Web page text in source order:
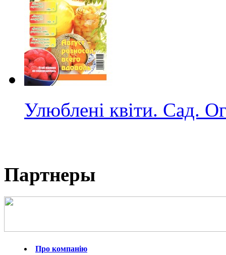
Улюблені квіти. Сад.
Партнеры
Про компанію